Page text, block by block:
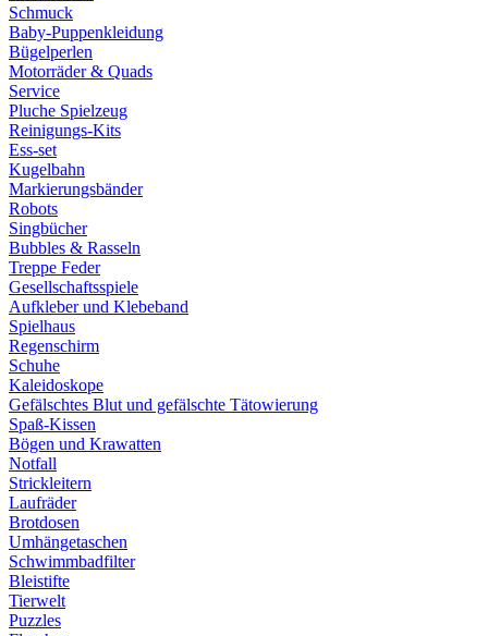
Schmuck
Baby-Puppenkleidung
Bügelperlen
Motorräder & Quads
Service
Pluche Spielzeug
Reinigungs-Kits
Ess-set
Kugelbahn
Markierungsbänder
Robots
Singbücher
Bubbles & Rasseln
Treppe Feder
Gesellschaftsspiele
Aufkleber und Klebeband
Spielhaus
Regenschirm
Schuhe
Kaleidoskope
Gefälschtes Blut und gefälschte Tätowierung
Spaß-Kissen
Bögen und Krawatten
Notfall
Strickleitern
Laufräder
Brotdosen
Umhängetaschen
Schwimmbadfilter
Bleistifte
Tierwelt
Puzzles